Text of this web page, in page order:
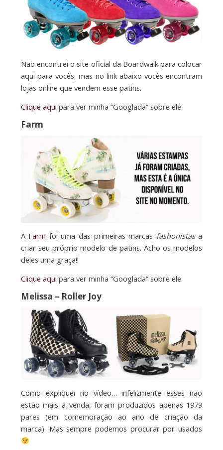
Não encontrei o site oficial da Boardwalk para colocar
aqui para vocês, mas no link abaixo vocês encontram
lojas online que vendem esse patins.
Clique aqui para ver minha “Googlada” sobre ele.
Farm
A Farm foi uma das primeiras marcas fashonistasa
criar seu próprio modelo de patins. Acho os modelos
deles uma graça!!
Clique aqui para ver minha “Googlada” sobre ele.
Melissa – Roller Joy
Como expliquei no vídeo… infelizmente esses não
estão mais a venda, foram produzidos apenas 1979
pares (em comemoração ao ano de criação da
marca). Mas sempre podemos procurar por usados